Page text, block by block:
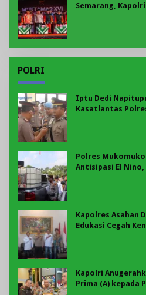
Semarang,
POLRI
Iptu Dedi
Kasatlantas
Polres
Antisipasi El
Kapolres Asahan
Edukasi Cegah
Kapolri
Prima (A) kepada